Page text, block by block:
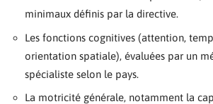
minimaux définis par la directive.
Les fonctions cognitives (attention,
orientation spatiale), évaluées par un
spécialiste selon le pays.
La motricité générale, notamment la